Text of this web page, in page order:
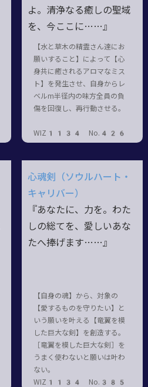
よ。清浄なる癒しの聖域
を、今ここに……』
【水と草木の精霊さん達にお
願いすること】によって【心
身共に癒されるアロマなミス
ト】を発生させ、自身からレ
ベルm半径内の味方全員の負
傷を回復し、再行動させる。
WIZ1134 No.426
心魂剣（ソウルハート・
キャリバー）
『あなたに、力を。わた
しの総てを、愛しいあな
たへ捧げます……』
【自身の魂】から、対象の
【愛するものを守りたい】と
いう願いを叶える【竜翼を模
した巨大な剣】を創造する。
［竜翼を模した巨大な剣］を
うまく使わないと願いは叶わ
ない。
WIZ1134 No.385